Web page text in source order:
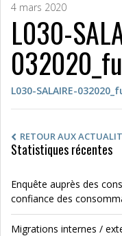
4 mars 2020
L030-
L030-SALAIRE-
RETOUR AUX
Statistiques récentes
Enquête auprès des
confiance des
Migrations internes /